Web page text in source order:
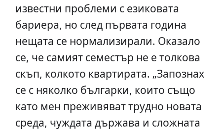
известни проблеми с езиковата
бариера, но след първата година
нещата се нормализирали. Оказало
се, че самият семестър не е толкова
скъп, колкото квартирата. „Запознах
се с няколко българки, които също
като мен преживяват трудно новата
среда, чуждата държава и сложната